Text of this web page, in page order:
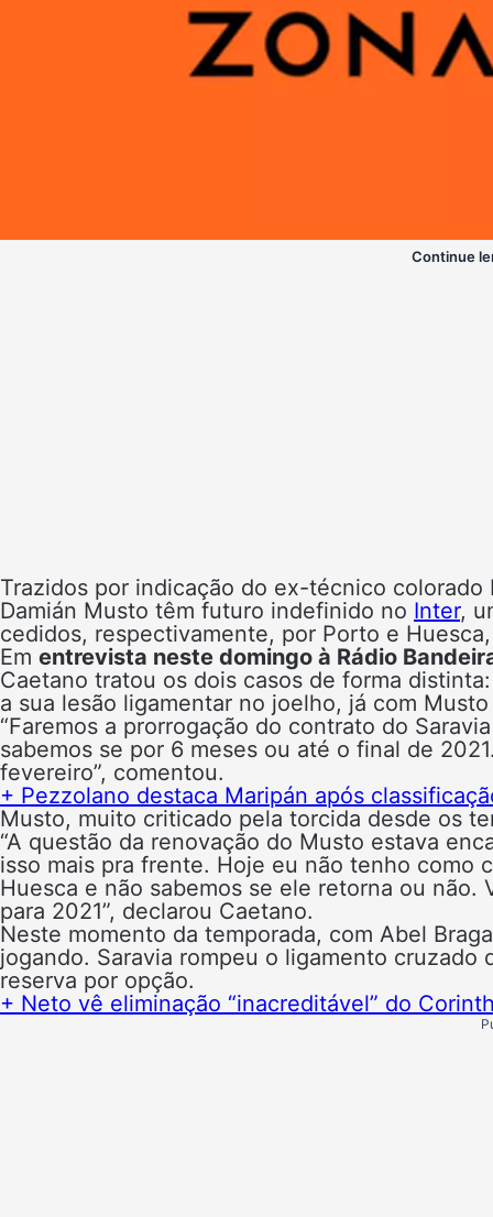
Continue
Trazidos por indicação do ex-técnico
Damián Musto têm futuro indefinido no Inter,
cedidos, respectivamente, por Porto e
Em entrevista neste domingo à Rádio
Caetano tratou os dois casos de forma
a sua lesão ligamentar no joelho, já com
“Faremos a prorrogação do contrato do
sabemos se por 6 meses ou até o final de
fevereiro”, comentou.
+ Pezzolano destaca Maripán após
Musto, muito criticado pela torcida desde os
“A questão da renovação do Musto estava
isso mais pra frente. Hoje eu não tenho como
Huesca e não sabemos se ele retorna ou
para 2021”, declarou Caetano.
Neste momento da temporada, com Abel
jogando. Saravia rompeu o ligamento
reserva por opção.
+ Neto vê eliminação “inacreditável” do